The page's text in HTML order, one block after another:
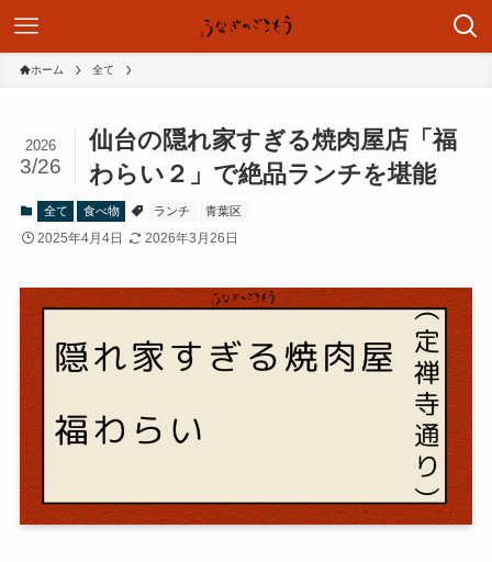
ホーム 全て
仙台の隠れ家すぎる焼肉屋店「福
わらい２」で絶品ランチを堪能
2026
3/26
全て 食べ物 ランチ 青葉区
2025年4月4日 2026年3月26日